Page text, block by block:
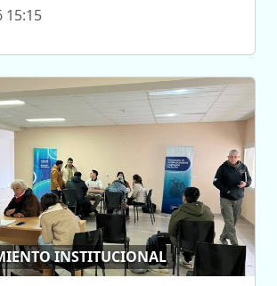
15:15
INSTITUCIONAL